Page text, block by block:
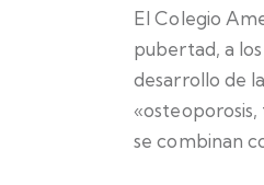
El Colegio
pubertad, a
desarrollo de
se combinan